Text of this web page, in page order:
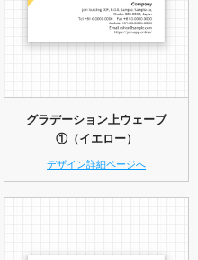
グラデーション上ウェーブ
①（イエロー）
デザイン詳細ページへ